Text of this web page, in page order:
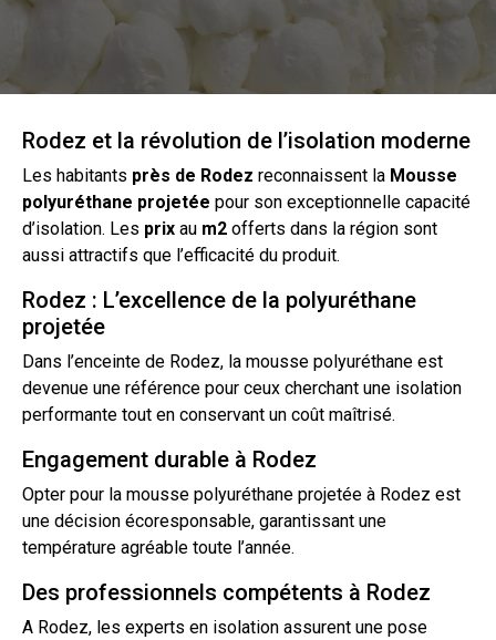
Rodez et la révolution de l’isolation moderne
Les habitants près de Rodez reconnaissent la Mousse
polyuréthane projetée pour son exceptionnelle capacité
d’isolation. Les prix au m2 offerts dans la région sont
aussi attractifs que l’efficacité du produit.
Rodez : L’excellence de la polyuréthane
projetée
Dans l’enceinte de Rodez, la mousse polyuréthane est
devenue une référence pour ceux cherchant une isolation
performante tout en conservant un coût maîtrisé.
Engagement durable à Rodez
Opter pour la mousse polyuréthane projetée à Rodez est
une décision écoresponsable, garantissant une
température agréable toute l’année.
Des professionnels compétents à Rodez
A Rodez, les experts en isolation assurent une pose